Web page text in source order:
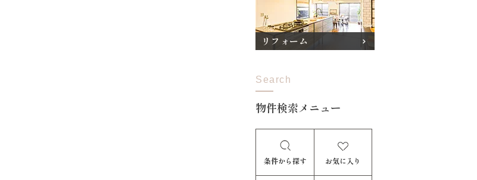
リフォーム
Search
物件検索メニュー
条件から探す お気に入り